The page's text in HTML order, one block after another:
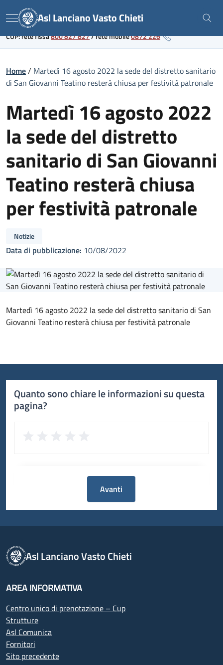
to
content
Link al portale sanitario regionale
Menu Asl Lanciano Vasto Chieti
CUP: rete fissa800 827 827/rete mobile0872 226
Home/ Martedì 16 agosto 2022 la sede del distretto sanitario
di San Giovanni Teatino resterà chiusa per festività patronale
Martedì 16 agosto 2022
la sede del distretto
sanitario di San Giovanni
Teatino resterà chiusa
per festività patronale
Notizie
Data di pubblicazione: 10/08/2022
Martedì 16 agosto 2022 la sede del distretto sanitario di San
Giovanni Teatino resterà chiusa per festività patronale
Quanto sono chiare le informazioni su questa
pagina?
Avanti
Asl Lanciano Vasto Chieti
AREA INFORMATIVA
Centro unico di prenotazione – Cup
Strutture
Asl Comunica
Fornitori
Sito precedente